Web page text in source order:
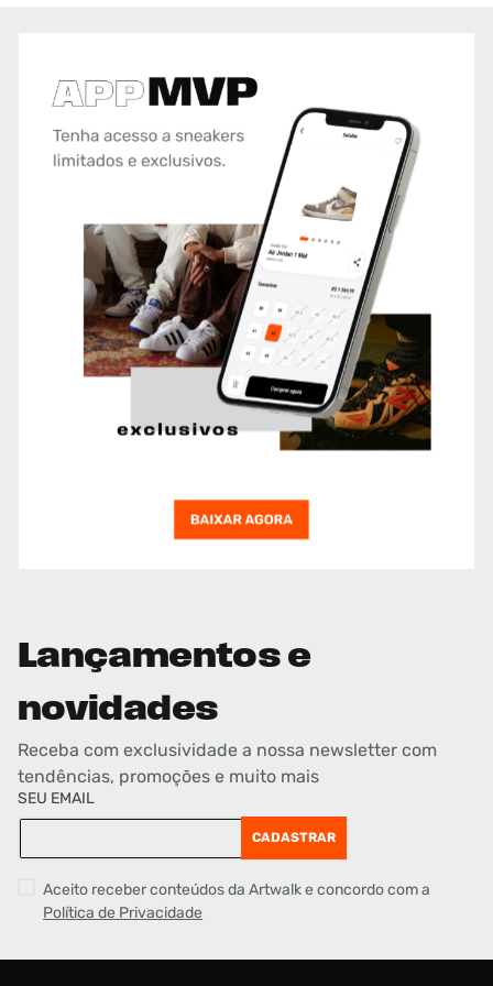
Lançamentos e
novidades
Receba com exclusividade a nossa newsletter com
tendências, promoções e muito mais
SEU EMAIL
CADASTRAR
Aceito receber conteúdos da Artwalk e concordo com a
Política de Privacidade